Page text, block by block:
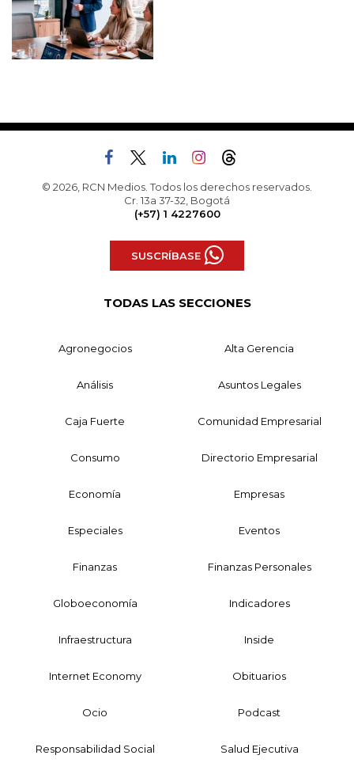
© 2026, RCN Medios. Todos los derechos reservados.
Cr. 13a 37-32, Bogotá
(+57) 1 4227600
SUSCRÍBASE
TODAS LAS SECCIONES
Agronegocios Alta Gerencia
Análisis Asuntos Legales
Caja Fuerte Comunidad Empresarial
Consumo Directorio Empresarial
Economía Empresas
Especiales Eventos
Finanzas Finanzas Personales
Globoeconomía Indicadores
Infraestructura Inside
Internet Economy Obituarios
Ocio Podcast
Responsabilidad Social Salud Ejecutiva